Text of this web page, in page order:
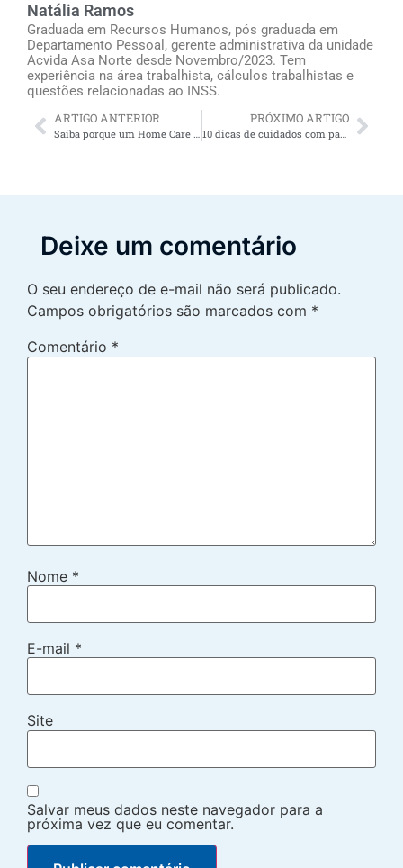
Natália Ramos
Graduada em Recursos Humanos, pós graduada em
Departamento Pessoal, gerente administrativa da unidade
Acvida Asa Norte desde Novembro/2023. Tem
experiência na área trabalhista, cálculos trabalhistas e
questões relacionadas ao INSS.
ARTIGO ANTERIOR
Saiba porque um Home Care para idosos não dispensa a presença do cuidador
PRÓXIMO ARTIGO
10 dicas de cuidados com pacientes com Alzheimer: o que fazer se eles se recusam a comer?
Deixe um comentário
O seu endereço de e-mail não será publicado.
Campos obrigatórios são marcados com *
Comentário *
Nome *
E-mail *
Site
Salvar meus dados neste navegador para a
próxima vez que eu comentar.